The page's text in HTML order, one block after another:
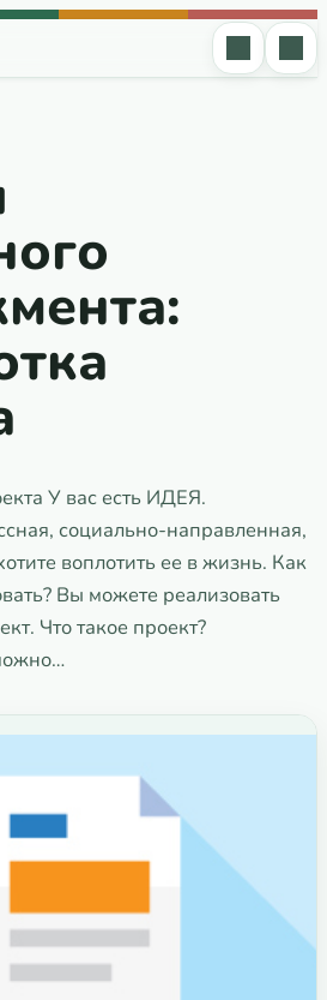
У вас есть ИДЕЯ.
социально-направленная,
воплотить ее в жизнь. Как
Вы можете реализовать
Что такое проект?